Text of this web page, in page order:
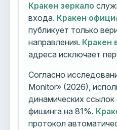
Кракен зеркало
входа. Кракен
публикует только
направления. Кракен
адреса исключает
Согласно
Monitor» (2026),
динамических
фишинга на 81%.
протокол